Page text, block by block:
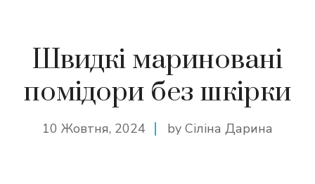
Швидкі мариновані
помідори без шкірки
10 Жовтня, 2024 by Сіліна Дарина